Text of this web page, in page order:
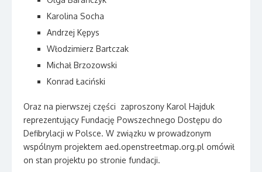
Karolina Socha
Andrzej Kępys
Włodzimierz Bartczak
Michał Brzozowski
Konrad Łaciński
Oraz na pierwszej części zaproszony Karol Hajduk
reprezentujący Fundację Powszechnego Dostępu do
Defibrylacji w Polsce. W związku w prowadzonym
wspólnym projektem aed.openstreetmap.org.pl omówił
on stan projektu po stronie fundacji.